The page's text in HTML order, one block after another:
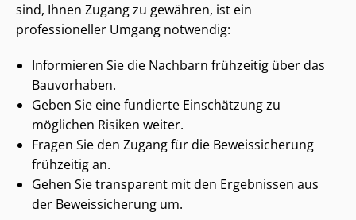
sind, Ihnen Zugang zu gewähren, ist ein
professioneller Umgang notwendig:
Informieren Sie die Nachbarn frühzeitig über das
Bauvorhaben.
Geben Sie eine fundierte Einschätzung zu
möglichen Risiken weiter.
Fragen Sie den Zugang für die Beweissicherung
frühzeitig an.
Gehen Sie transparent mit den Ergebnissen aus
der Beweissicherung um.